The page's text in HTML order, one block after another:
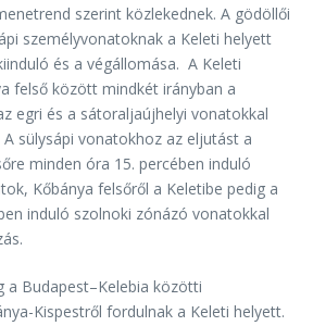
szerint közlekednek. A gödöllői
személyvonatoknak a Keleti helyett
és a végállomása. A Keleti
felső között mindkét irányban a
egri és a sátoraljaújhelyi vonatokkal
sülysápi vonatokhoz az eljutást a
minden óra 15. percében induló
Kőbánya felsőről a Keletibe pedig a
induló szolnoki zónázó vonatokkal
a Budapest–Kelebia közötti
Kispestről fordulnak a Keleti helyett.